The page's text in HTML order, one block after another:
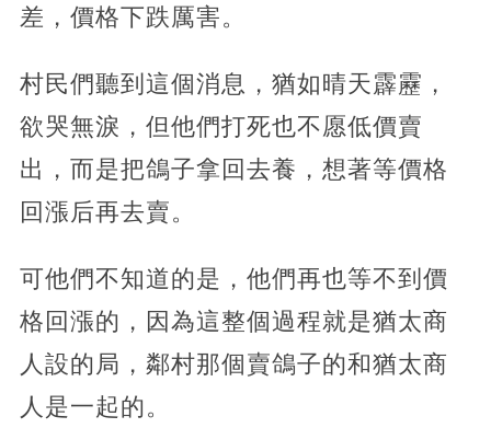
差，價格下跌厲害。
村民們聽到這個消息，猶如晴天霹靂，
欲哭無淚，但他們打死也不愿低價賣
出，而是把鴿子拿回去養，想著等價格
回漲后再去賣。
可他們不知道的是，他們再也等不到價
格回漲的，因為這整個過程就是猶太商
人設的局，鄰村那個賣鴿子的和猶太商
人是一起的。